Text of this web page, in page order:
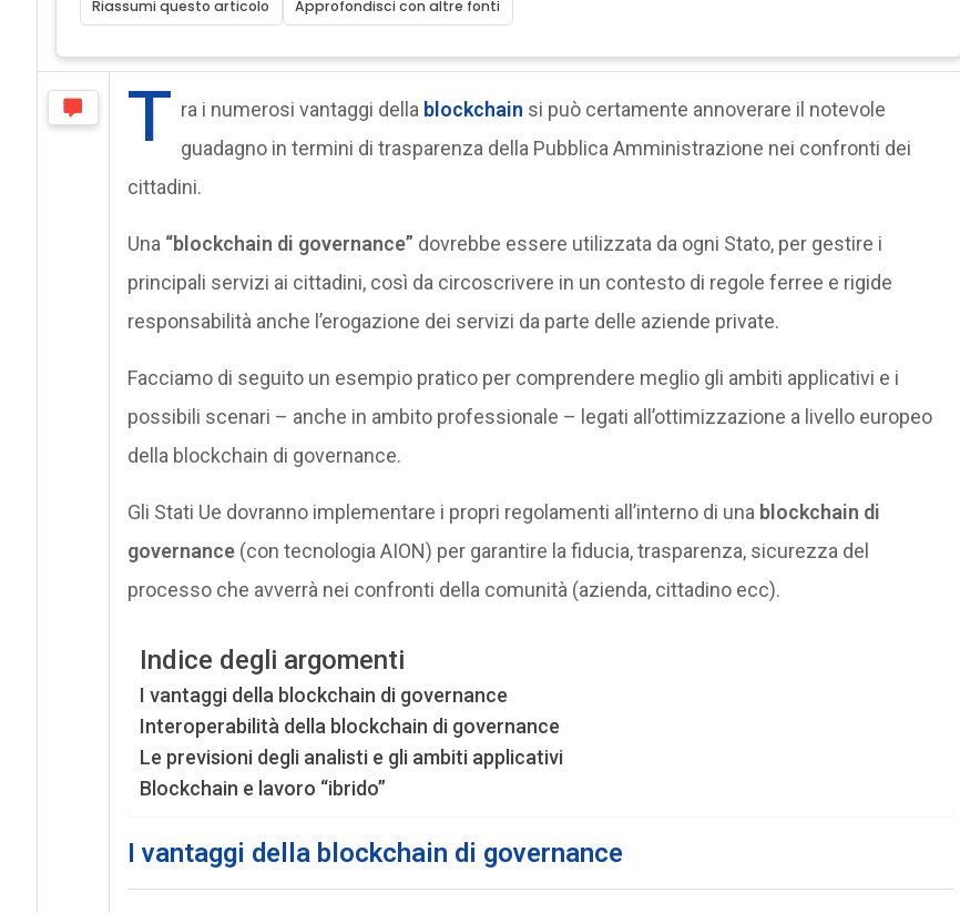
Riassumi questo articolo Approfondisci con altre fonti
T ra i numerosi vantaggi della blockchain si può certamente annoverare il notevole
guadagno in termini di trasparenza della Pubblica Amministrazione nei confronti dei
cittadini.
Una “blockchain di governance” dovrebbe essere utilizzata da ogni Stato, per gestire i
principali servizi ai cittadini, così da circoscrivere in un contesto di regole ferree e rigide
responsabilità anche l’erogazione dei servizi da parte delle aziende private.
Facciamo di seguito un esempio pratico per comprendere meglio gli ambiti applicativi e i
possibili scenari – anche in ambito professionale – legati all’ottimizzazione a livello europeo
della blockchain di governance.
Gli Stati Ue dovranno implementare i propri regolamenti all’interno di una blockchain di
governance(con tecnologia AION) per garantire la fiducia, trasparenza, sicurezza del
processo che avverrà nei confronti della comunità (azienda, cittadino ecc).
Indice degli argomenti
I vantaggi della blockchain di governance
Interoperabilità della blockchain di governance
Le previsioni degli analisti e gli ambiti applicativi
Blockchain e lavoro “ibrido”
I vantaggi della blockchain di governance